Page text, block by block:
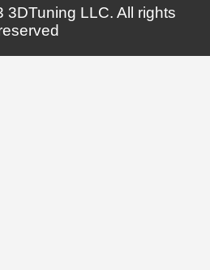
3DTuning LLC. All rights